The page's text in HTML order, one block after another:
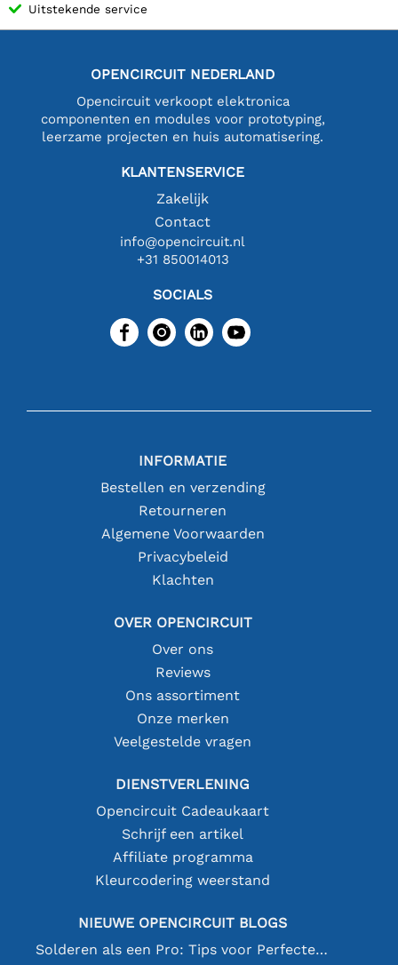
Uitstekende service
OPENCIRCUIT NEDERLAND
Opencircuit verkoopt elektronica
componenten en modules voor prototyping,
leerzame projecten en huis automatisering.
KLANTENSERVICE
Zakelijk
Contact
info@opencircuit.nl
+31 850014013
SOCIALS
INFORMATIE
Bestellen en verzending
Retourneren
Algemene Voorwaarden
Privacybeleid
Klachten
OVER OPENCIRCUIT
Over ons
Reviews
Ons assortiment
Onze merken
Veelgestelde vragen
DIENSTVERLENING
Opencircuit Cadeaukaart
Schrijf een artikel
Affiliate programma
Kleurcodering weerstand
NIEUWE OPENCIRCUIT BLOGS
Solderen als een Pro: Tips voor Perfecte Elektronische Verbindingen